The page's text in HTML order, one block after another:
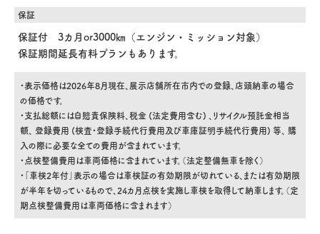
保証
保証付 3カ月or3000㎞（エンジン・ミッション対象）
保証期間延長有料プランもあります。
・表示価格は2026年8月現在、展示店舗所在市内での登録、店頭納車の場合
の価格です。
・支払総額には自賠責保険料、税金 (法定費用含む) 、リサイクル預託金相当
額、 登録費用 (検査・登録手続代行費用及び車庫証明手続代行費用) 等、 購
入の際に必要な全ての費用が含まれています。
・点検整備費用は車両価格に含まれています。（法定整備無車を除く）
・「車検2年付」表示の場合は車検証の有効期限が切れている、または有効期限
が半年を切っているもので、24カ月点検を実施し車検を取得して納車します。（定
期点検整備費用は車両価格に含まれます）